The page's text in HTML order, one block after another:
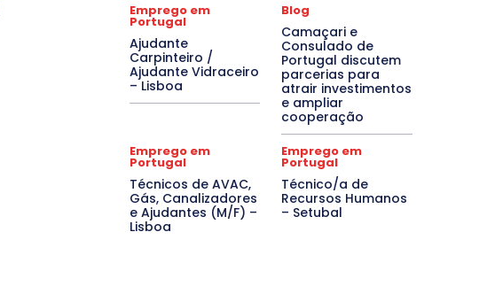
Emprego em
Portugal
Ajudante
Carpinteiro /
Ajudante Vidraceiro
– Lisboa
Blog
Camaçari e
Consulado de
Portugal discutem
parcerias para
atrair investimentos
e ampliar
cooperação
Emprego em
Portugal
Técnicos de AVAC,
Gás, Canalizadores
e Ajudantes (M/F) –
Lisboa
Emprego em
Portugal
Técnico/a de
Recursos Humanos
– Setubal